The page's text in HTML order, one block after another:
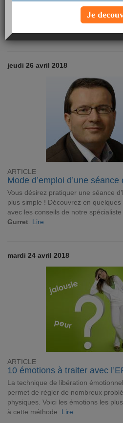
découvrir les raisons de son succès.
jeudi 26 avril 2018
ARTICLE
Mode d’emploi d’une séance
Vous désirez pratiquer une séance d’
plus simple ! Découvrez en
avec les conseils de notre spécialiste
Gurret Lire
mardi 24 avril 2018
ARTICLE
10 émotions à traiter avec
La technique de libération
permet de régler de nombreux
physiques. Voici les émotions les
à cette méthode. Lire
Je